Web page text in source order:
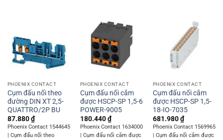
PHOENIX CONTACT
Cụm đấu nối theo
đường DIN XT 2,5-
QUATTRO/2P BU
87.880₫
Phoenix Contact 1544645
| Cụm đấu nối theo
PHOENIX CONTACT
Cụm đấu nối cắm
được HSCP-SP 1,5-6
POWER-9005
180.440₫
Phoenix Contact 1634000
| Cụm đấu nối cắm được
PHOENIX CONTACT
Cụm đấu nối cắm
được HSCP-SP 1,5-
18-IO-7035
681.980₫
Phoenix Contact 1569965
| Cụm đấu nối cắm được